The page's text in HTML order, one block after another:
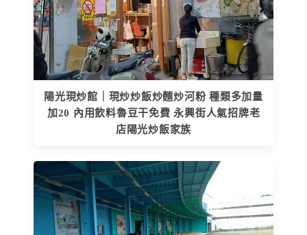
陽光現炒館｜現炒炒飯炒麵炒河粉 種類多加量
加20 內用飲料魯豆干免費 永興街人氣招牌老
店陽光炒飯家族